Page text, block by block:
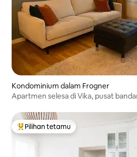
Kondominium dalam Frogner
Apartmen selesa di Vika, pusat
Pilihan utama tetamu
Pilihan tetamu